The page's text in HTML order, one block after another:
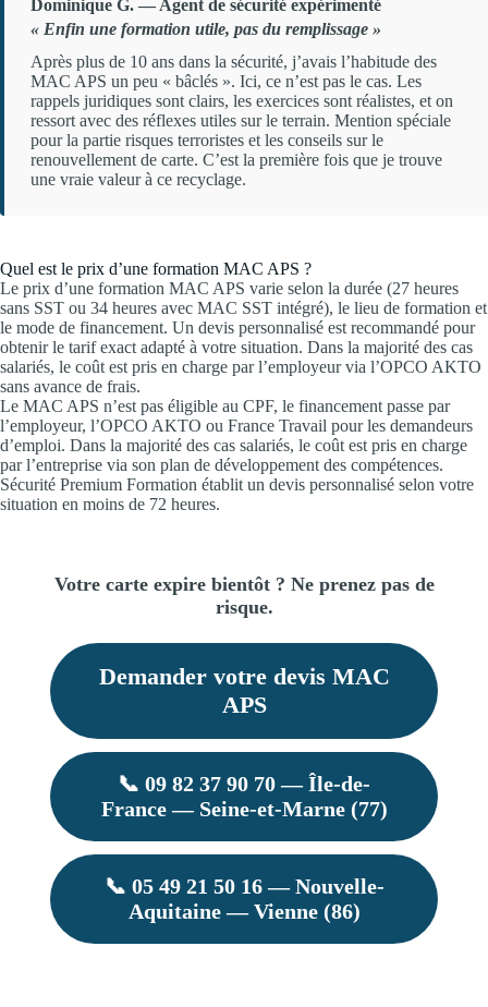
Dominique G. — Agent de sécurité expérimenté
« Enfin une formation utile, pas du remplissage »
Après plus de 10 ans dans la sécurité, j’avais l’habitude des
MAC APS un peu « bâclés ». Ici, ce n’est pas le cas. Les
rappels juridiques sont clairs, les exercices sont réalistes, et on
ressort avec des réflexes utiles sur le terrain. Mention spéciale
pour la partie risques terroristes et les conseils sur le
renouvellement de carte. C’est la première fois que je trouve
une vraie valeur à ce recyclage.
Quel est le prix d’une formation MAC APS ?
Le prix d’une formation MAC APS varie selon la durée (27 heures
sans SST ou 34 heures avec MAC SST intégré), le lieu de formation et
le mode de financement. Un devis personnalisé est recommandé pour
obtenir le tarif exact adapté à votre situation. Dans la majorité des cas
salariés, le coût est pris en charge par l’employeur via l’OPCO AKTO
sans avance de frais.
Le MAC APS n’est pas éligible au CPF, le financement passe par
l’employeur, l’OPCO AKTO ou France Travail pour les demandeurs
d’emploi. Dans la majorité des cas salariés, le coût est pris en charge
par l’entreprise via son plan de développement des compétences.
Sécurité Premium Formation établit un devis personnalisé selon votre
situation en moins de 72 heures.
Votre carte expire bientôt ? Ne prenez pas de
risque.
Demander votre devis MAC
APS
📞 09 82 37 90 70 — Île-de-
France — Seine-et-Marne (77)
📞 05 49 21 50 16 — Nouvelle-
Aquitaine — Vienne (86)